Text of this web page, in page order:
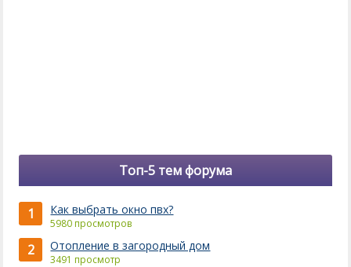
Топ-5 тем форума
1 Как выбрать окно пвх?
5980 просмотров
2 Отопление в загородный дом
3491 просмотр